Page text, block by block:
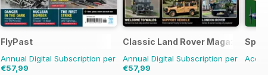
FlyPast
Annual Digital Subscription per
€57,99
Classic Land Rover Magazine
Annual Digital Subscription per
€57,99